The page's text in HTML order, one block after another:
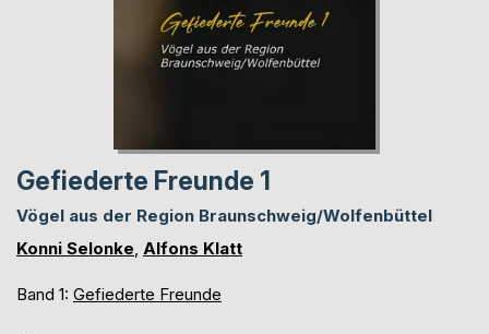
Gefiederte Freunde 1
Vögel aus der Region Braunschweig/Wolfenbüttel
Konni Selonke, Alfons Klatt
Band 1: Gefiederte Freunde